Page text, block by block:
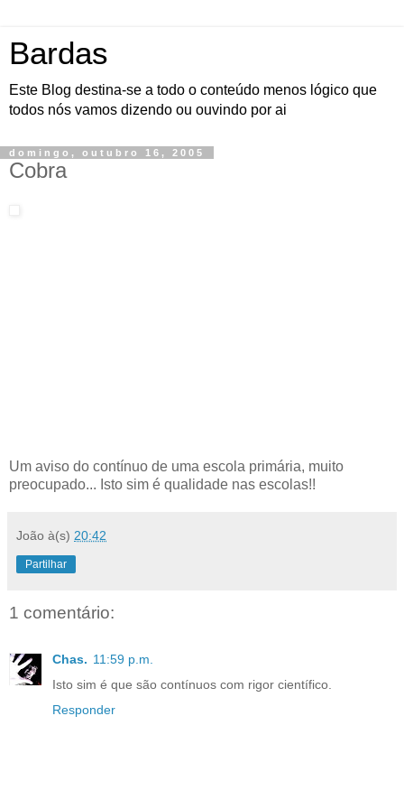
Bardas
Este Blog destina-se a todo o conteúdo menos lógico que
todos nós vamos dizendo ou ouvindo por ai
domingo, outubro 16, 2005
Cobra
Um aviso do contínuo de uma escola primária, muito
preocupado... Isto sim é qualidade nas escolas!!
João à(s) 20:42
Partilhar
1 comentário:
Chas. 11:59 p.m.
Isto sim é que são contínuos com rigor científico.
Responder